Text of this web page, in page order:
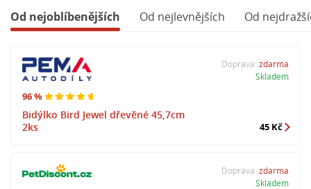
Od nejoblíbenějších Od nejlevnějších Od
96 %
Bidýlko Bird Jewel dřevěné 45,7cm
2ks
Doprava: zdarma
Skladem
45 Kč
Doprava: zdarma
Skladem